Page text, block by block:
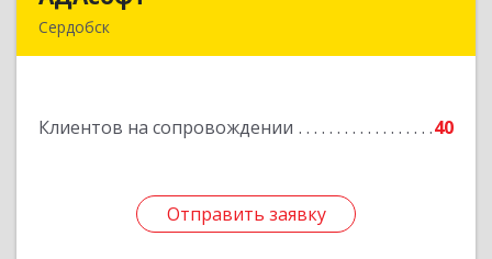
Сердобск
Клиентов на сопровождении 40
Отправить заявку
Подробнее
Отправить заявку